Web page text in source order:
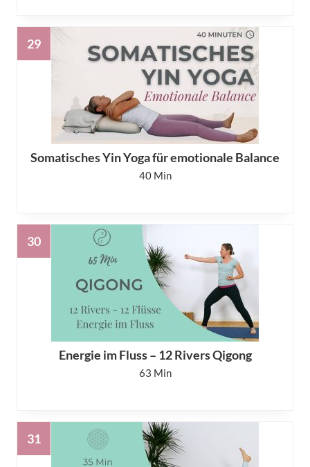
Somatisches Yin Yoga für emotionale Balance
40
Energie im Fluss – 12 Rivers Qigong
63